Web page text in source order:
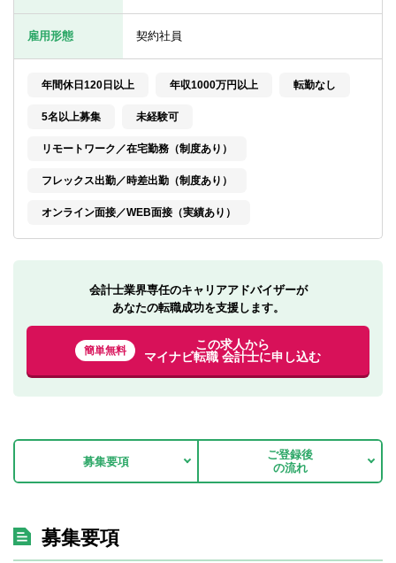
サービス紹介
業界情報
雇用形態 契約社員
年間休日120日以上 年収1000万円以上 転勤なし
5名以上募集 未経験可
リモートワーク／在宅勤務（制度あり）
フレックス出勤／時差出勤（制度あり）
オンライン面接／WEB面接（実績あり）
会計士業界専任のキャリアアドバイザーが
あなたの転職成功を支援します。
簡単無料
この求人から
マイナビ転職 会計士に申し込む
募集要項
ご登録後
の流れ
募集要項